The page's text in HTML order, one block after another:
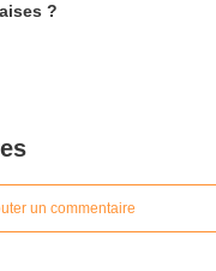
?
un commentaire